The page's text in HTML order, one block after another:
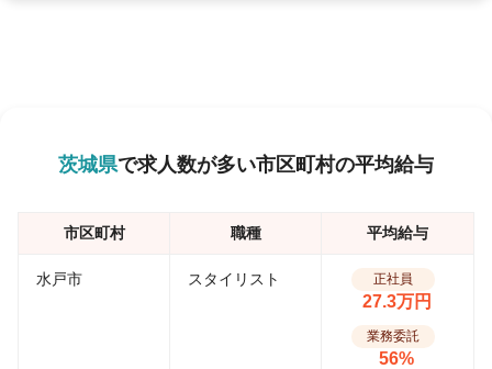
茨城県で求人数が多い市区町村の平均給与
市区町村 職種 平均給与
水戸市 スタイリスト 正社員
27.3万円
業務委託
56%